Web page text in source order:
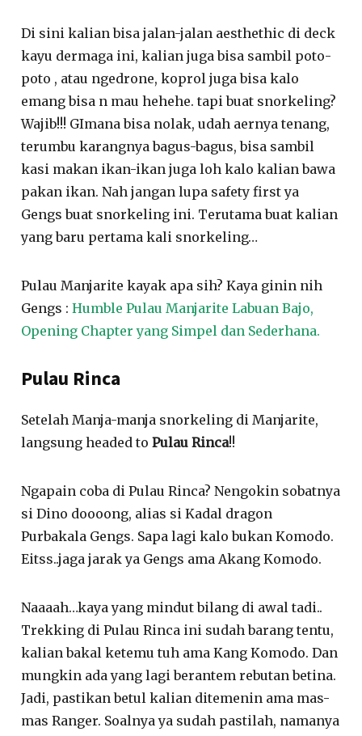
Di sini kalian bisa jalan-jalan aesthethic di deck
kayu dermaga ini, kalian juga bisa sambil poto-
poto , atau ngedrone, koprol juga bisa kalo
emang bisa n mau hehehe. tapi buat snorkeling?
Wajib!!! GImana bisa nolak, udah aernya tenang,
terumbu karangnya bagus-bagus, bisa sambil
kasi makan ikan-ikan juga loh kalo kalian bawa
pakan ikan. Nah jangan lupa safety first ya
Gengs buat snorkeling ini. Terutama buat kalian
yang baru pertama kali snorkeling…
Pulau Manjarite kayak apa sih? Kaya ginin nih
Gengs :Humble Pulau Manjarite Labuan Bajo,
Opening Chapter yang Simpel dan Sederhana.
Pulau Rinca
Setelah Manja-manja snorkeling di Manjarite,
langsung headed toPulau Rinca!!
Ngapain coba di Pulau Rinca? Nengokin sobatnya
si Dino doooong, alias si Kadal dragon
Purbakala Gengs. Sapa lagi kalo bukan Komodo.
Eitss..jaga jarak ya Gengs ama Akang Komodo.
Naaaah…kaya yang mindut bilang di awal tadi..
Trekking di Pulau Rinca ini sudah barang tentu,
kalian bakal ketemu tuh ama Kang Komodo. Dan
mungkin ada yang lagi berantem rebutan betina.
Jadi, pastikan betul kalian ditemenin ama mas-
mas Ranger. Soalnya ya sudah pastilah, namanya